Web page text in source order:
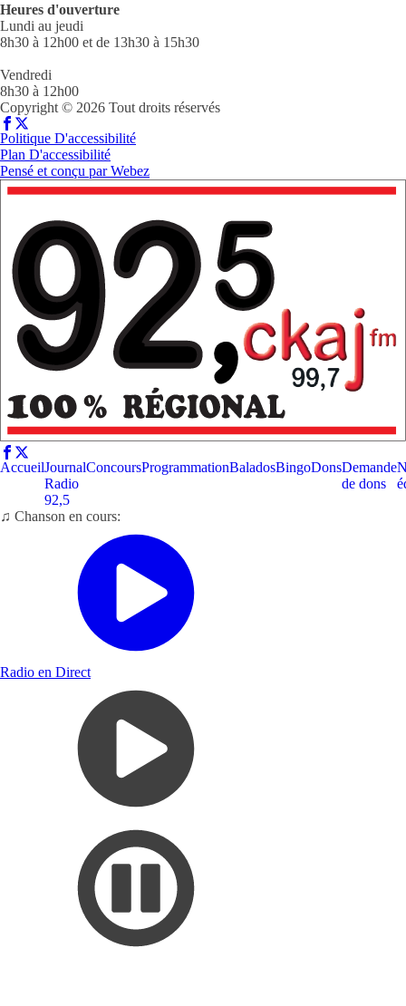
Heures d'ouverture
Lundi au jeudi
8h30 à 12h00 et de 13h30 à 15h30
Vendredi
8h30 à 12h00
Copyright © 2026 Tout droits réservés
Politique D'accessibilité
Plan D'accessibilité
Pensé et conçu parWebez
AccueilJournal
Radio
92,5
ConcoursProgrammationBaladosBingoDonsDemande
de dons
♫ Chanson en cours:
Radio en Direct